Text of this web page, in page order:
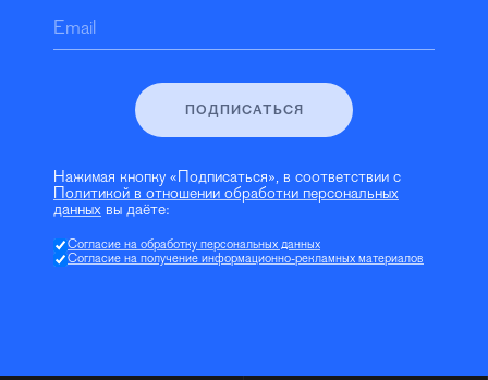
Email
ПОДПИСАТЬСЯ
Нажимая кнопку «Подписаться», в соответствии с
Политикой в отношении обработки персональных
данных вы даёте:
Согласие на обработку персональных данных
Согласие на получение информационно-рекламных материалов